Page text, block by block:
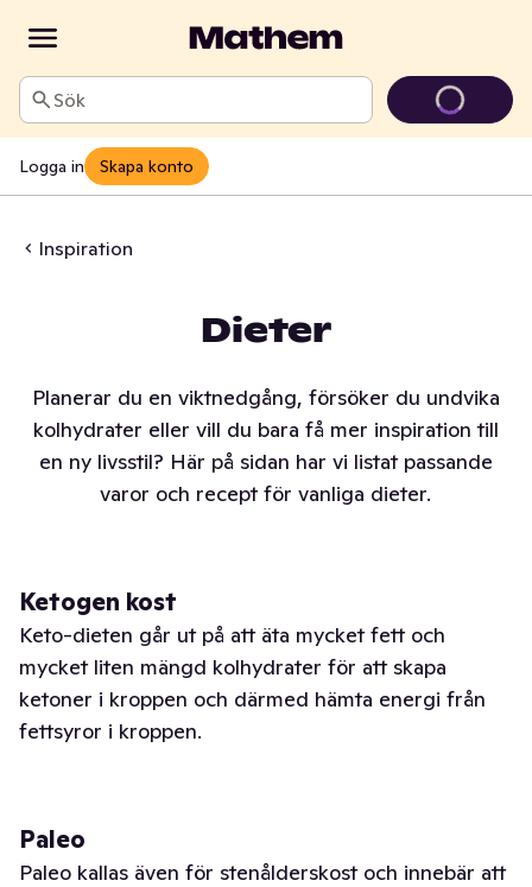
Sök
Logga in Skapa konto
Inspiration
Dieter
Planerar du en viktnedgång, försöker du undvika
kolhydrater eller vill du bara få mer inspiration till
en ny livsstil? Här på sidan har vi listat passande
varor och recept för vanliga dieter.
Ketogen kost
Keto-dieten går ut på att äta mycket fett och
mycket liten mängd kolhydrater för att skapa
ketoner i kroppen och därmed hämta energi från
fettsyror i kroppen.
Paleo
Paleo kallas även för stenålderskost och innebär att